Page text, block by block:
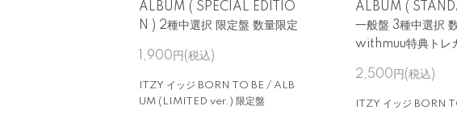
ALBUM ( SPECIAL EDITIO
N ) 2種中選択 限定盤 数量限定
1,900円(税込)
ITZY イッジ BORN TO BE / ALB
UM (LIMITED ver.) 限定盤
ALBUM (
一般盤 3種中選択
withmuu特典トレ
2,500円(税込)
ITZY イッジ BORN